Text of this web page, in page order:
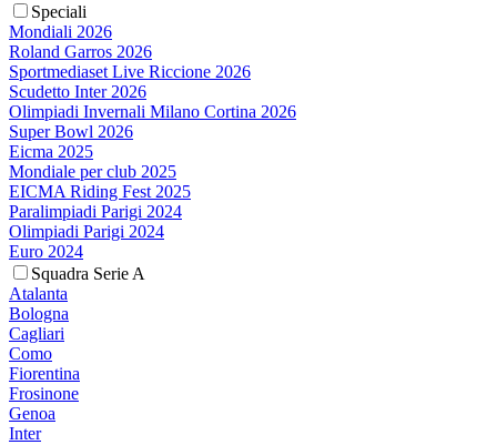
Speciali
Mondiali 2026
Roland Garros 2026
Sportmediaset Live Riccione 2026
Scudetto Inter 2026
Olimpiadi Invernali Milano Cortina 2026
Super Bowl 2026
Eicma 2025
Mondiale per club 2025
EICMA Riding Fest 2025
Paralimpiadi Parigi 2024
Olimpiadi Parigi 2024
Euro 2024
Squadra Serie A
Atalanta
Bologna
Cagliari
Como
Fiorentina
Frosinone
Genoa
Inter